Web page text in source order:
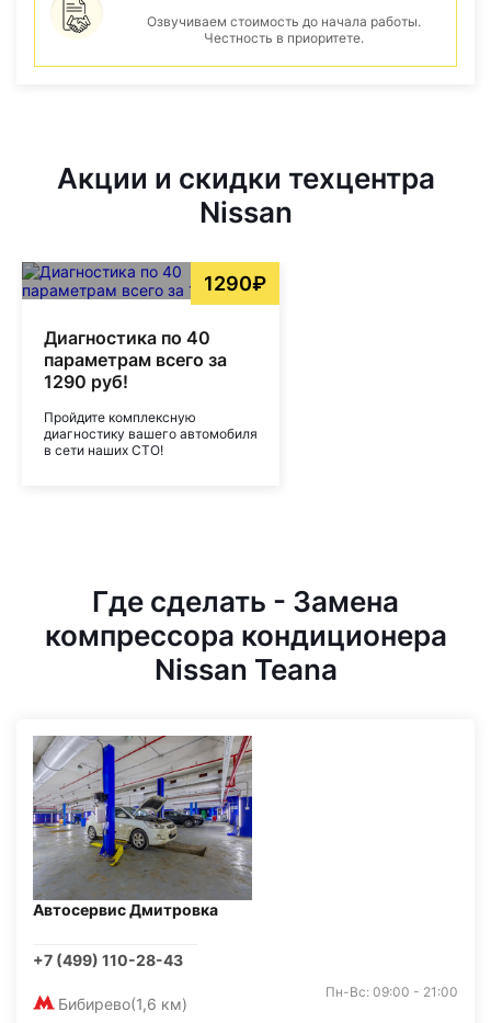
Озвучиваем стоимость до начала работы.
Честность в приоритете.
Акции и скидки техцентра
Nissan
1290₽
Диагностика по 40
параметрам всего за
1290 руб!
Пройдите комплексную
диагностику вашего автомобиля
в сети наших СТО!
Где сделать - Замена
компрессора кондиционера
Nissan Teana
Автосервис Дмитровка
+7 (499) 110-28-43
Бибирево(1,6 км)
Пн-Вс: 09:00 - 21:00